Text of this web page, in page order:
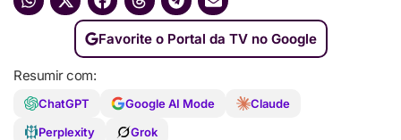
Favorite o Portal da TV no Google
Resumir com:
ChatGPT Google AI Mode
Claude
Perplexity
Grok